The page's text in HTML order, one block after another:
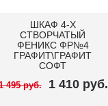
Шкаф 4-x cтворчатый
Феникс ФР№6 белый\
белый софт (ручки
золото)
495 руб. 1 410 руб.